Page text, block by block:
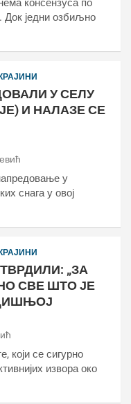
консензуса по
Док једни озбиљно
У СЕЛУ
И НАЛАЗЕ СЕ
у
снага у овој
„ЗА
СВЕ ШТО ЈЕ
који се сигурно
извора око